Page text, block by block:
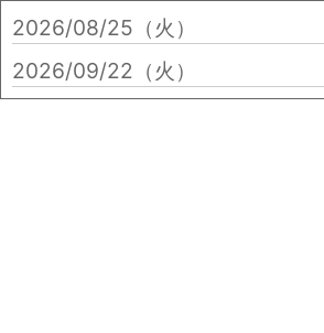
2026/08/25（火）
2026/09/22（火）